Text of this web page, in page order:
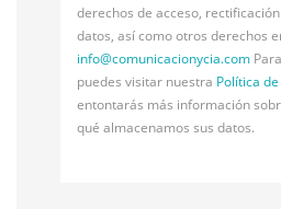
derechos de acceso,
datos, así como otros derechos
info@comunicacionycia.com
puedes visitar nuestra Política
entontarás más información
qué almacenamos sus datos.